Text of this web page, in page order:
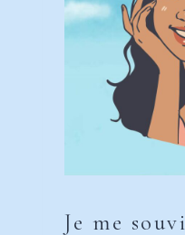
Je me